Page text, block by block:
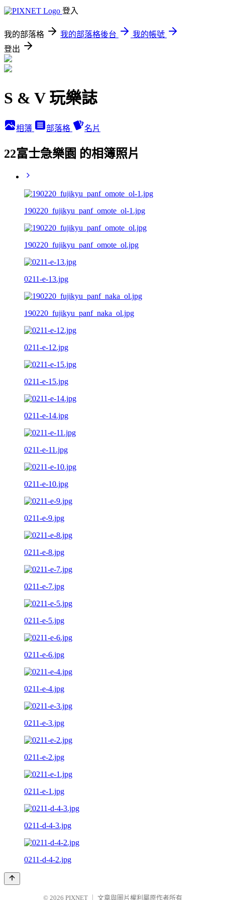
登入
我的部落格 我的部落格後台
我的帳號
登出
S & V 玩樂誌
相簿 部落格 名片
22富士急樂園 的相簿照片
190220_fujikyu_panf_omote_ol-1.jpg
190220_fujikyu_panf_omote_ol.jpg
0211-e-13.jpg
190220_fujikyu_panf_naka_ol.jpg
0211-e-12.jpg
0211-e-15.jpg
0211-e-14.jpg
0211-e-11.jpg
0211-e-10.jpg
0211-e-9.jpg
0211-e-8.jpg
0211-e-7.jpg
0211-e-5.jpg
0211-e-6.jpg
0211-e-4.jpg
0211-e-3.jpg
0211-e-2.jpg
0211-e-1.jpg
0211-d-4-3.jpg
0211-d-4-2.jpg
© 2026 PIXNET 文章與圖片權利屬原作者所有